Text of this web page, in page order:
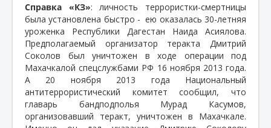
Справка «КЗ»: личность террористки-смертницы
была установлена быстро - ею оказалась 30-летняя
уроженка Республики Дагестан Наида Асиялова.
Предполагаемый организатор теракта Дмитрий
Соколов был уничтожен в ходе операции под
Махачкалой спецслужбами РФ 16 ноября 2013 года.
А 20 ноября 2013 года Национальный
антитеррористический комитет сообщил, что
главарь бандподполья Мурад Касумов,
организовавший теракт, уничтожен в Махачкале.